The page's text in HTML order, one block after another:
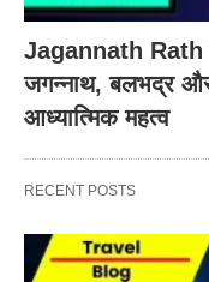
Jagannath Rath
जगन्नाथ, बलभद्र
आध्यात्मिक महत्व
RECENT POSTS